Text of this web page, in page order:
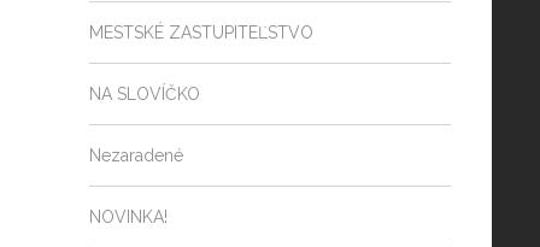
MESTSKÉ ZASTUPITEĽSTVO
NA SLOVÍČKO
Nezaradené
NOVINKA!